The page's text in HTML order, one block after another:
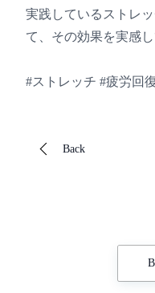
実践しているストレ
て、その効果を実感
#ストレッチ #疲労回
Back